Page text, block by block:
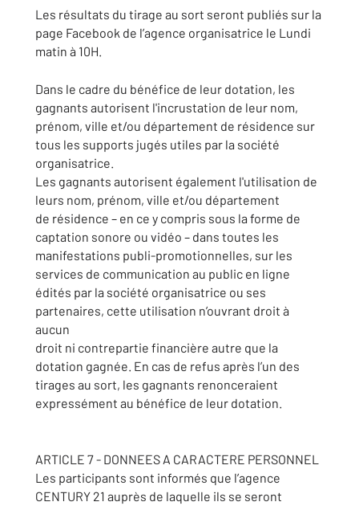
Les résultats du tirage au sort seront publiés sur la
page Facebook de l’agence organisatrice le Lundi
matin à 10H.
Dans le cadre du bénéfice de leur dotation, les
gagnants autorisent l'incrustation de leur nom,
prénom, ville et/ou département de résidence sur
tous les supports jugés utiles par la société
organisatrice.
Les gagnants autorisent également l'utilisation de
leurs nom, prénom, ville et/ou département
de résidence – en ce y compris sous la forme de
captation sonore ou vidéo – dans toutes les
manifestations publi-promotionnelles, sur les
services de communication au public en ligne
édités par la société organisatrice ou ses
partenaires, cette utilisation n’ouvrant droit à
aucun
droit ni contrepartie financière autre que la
dotation gagnée. En cas de refus après l’un des
tirages au sort, les gagnants renonceraient
expressément au bénéfice de leur dotation.
ARTICLE 7 - DONNEES A CARACTERE PERSONNEL
Les participants sont informés que l’agence
CENTURY 21 auprès de laquelle ils se seront